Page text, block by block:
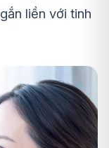
liền với tinh